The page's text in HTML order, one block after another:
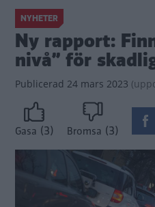
NYHETER
Ny rapport:
nivå” för
Publicerad 24 mars 2023 (
Gasa (3) Bromsa (3)